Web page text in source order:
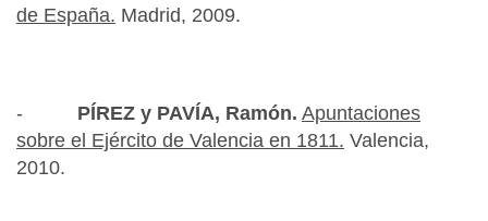
de España. Madrid, 2009.
- PÍREZ y PAVÍA, Ramón. Apuntaciones
sobre el Ejército de Valencia en 1811. Valencia,
2010.